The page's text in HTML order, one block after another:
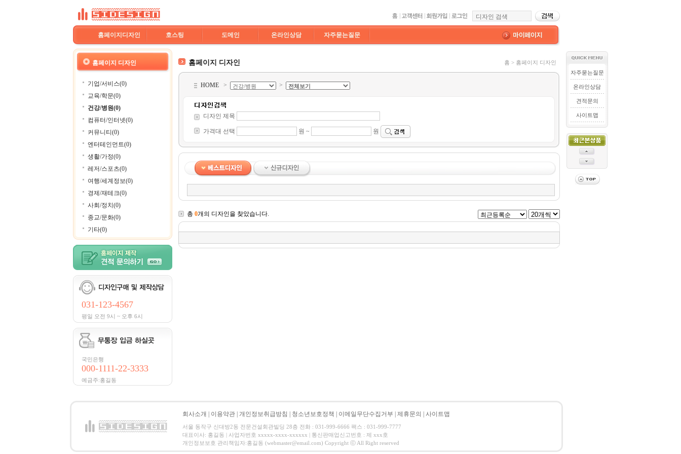
홈페이지디자인 호스팅 도메인 온라인상담 자주묻는질문
홈페이지 디자인
기업/서비스(0)
교육/학문(0)
건강/병원(0)
컴퓨터/인터넷(0)
커뮤니티(0)
엔터테인먼트(0)
생활/가정(0)
레저/스포츠(0)
여행/세계정보(0)
경제/재테크(0)
사회/정치(0)
종교/문화(0)
기타(0)
031-123-4567
평일 오전 9시 ~ 오후 6시
국민은행
000-1111-22-3333
예금주:홍길동
홈페이지 디자인 홈 > 홈페이지 디자인
HOME > >
디자인 제목
가격대 선택 원 ~ 원
총 0개의 디자인을 찾았습니다.
자주묻는질문
온라인상담
견적문의
사이트맵
회사소개 이용약관 개인정보취급방침 청소년보호정책 이메일무단수집거부 제휴문의 사이트맵
서울 동작구 신대방2동 전문건설회관빌딩 28층 전화 : 031-999-6666 팩스 : 031-999-7777
대표이사: 홍길동 | 사업자번호 xxxxx-xxxx-xxxxxx | 통신판매업신고번호 : 제 xxx호
개인정보보호 관리책임자:홍길동 (webmaster@email.com) Copyright ⓒ All Right reserved